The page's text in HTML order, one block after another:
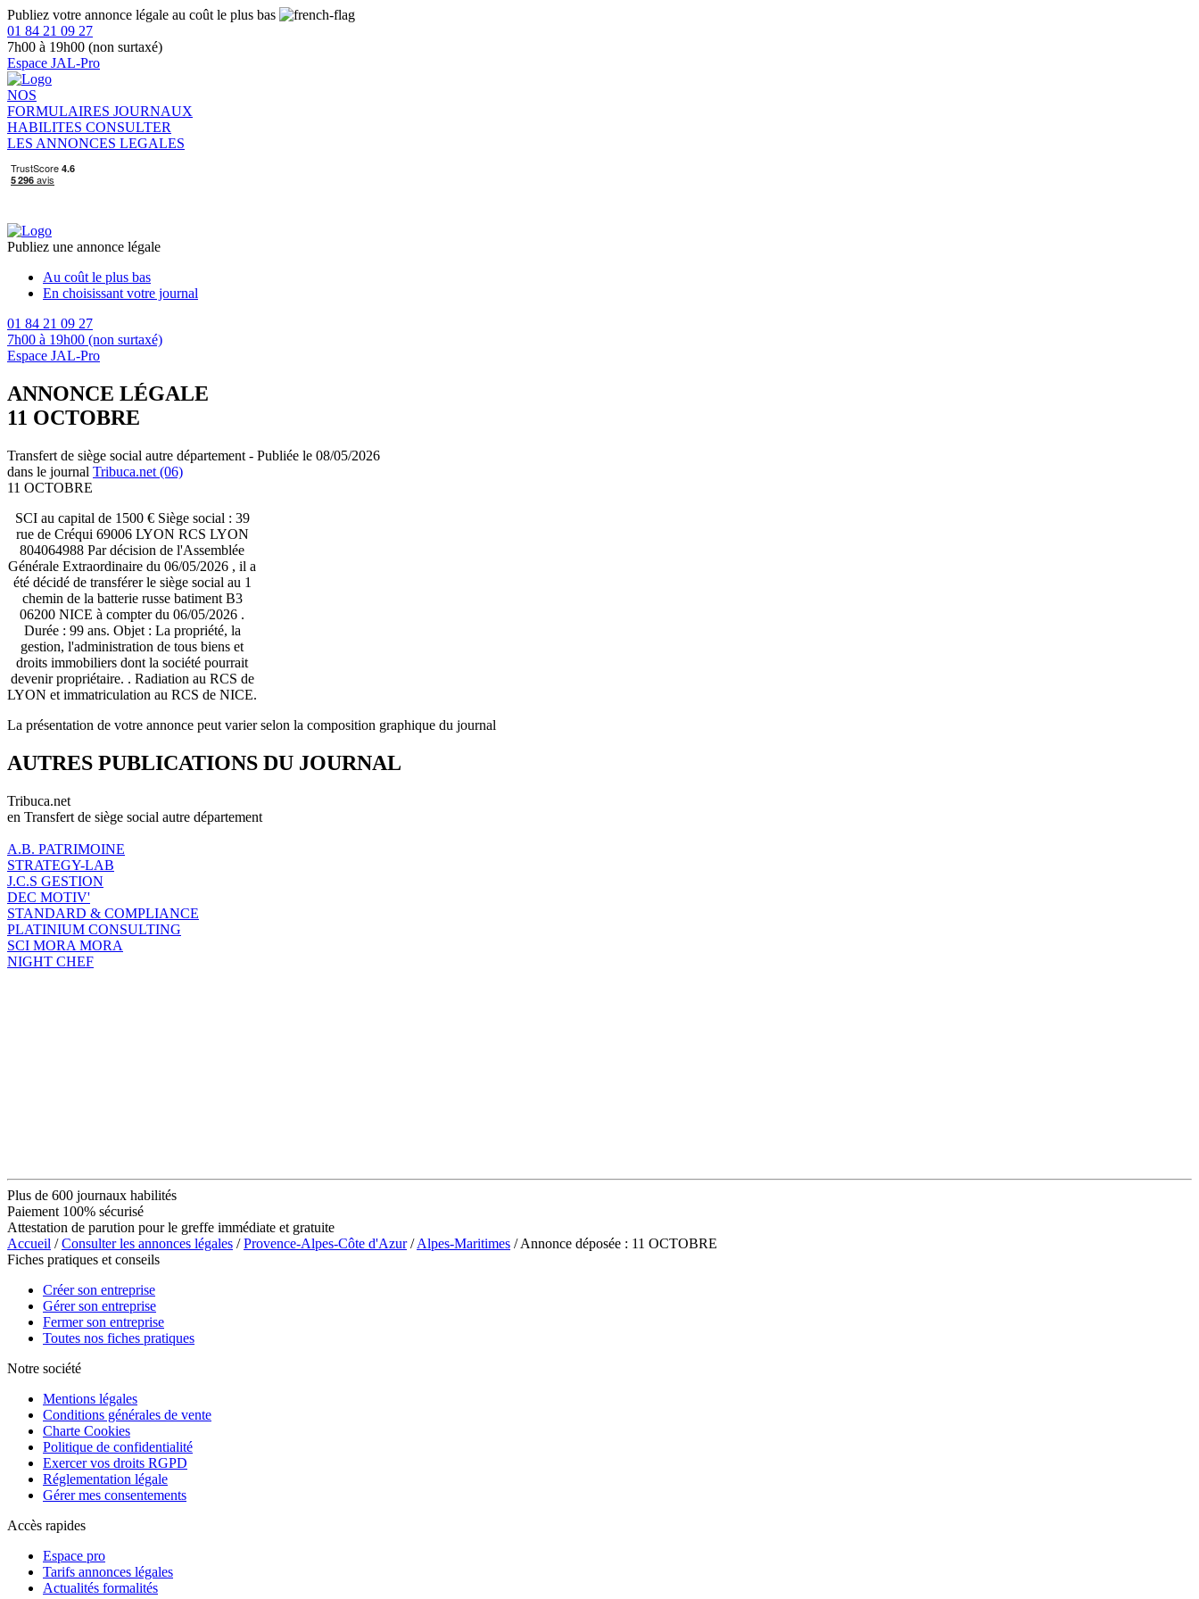
Publiez votre annonce légale au coût le plus bas
01 84 21 09 27
7h00 à 19h00 (non surtaxé)
Espace JAL-Pro
NOS
FORMULAIRES JOURNAUX
HABILITES CONSULTER
LES ANNONCES LEGALES
Publiez une annonce légale
Au coût le plus bas
En choisissant votre journal
01 84 21 09 27
7h00 à 19h00 (non surtaxé)
Espace JAL-Pro
ANNONCE LÉGALE
11 OCTOBRE
Transfert de siège social autre département - Publiée le 08/05/2026
dans le journal Tribuca.net (06)
11 OCTOBRE
SCI au capital de 1500 € Siège social : 39
rue de Créqui 69006 LYON RCS LYON
804064988 Par décision de l'Assemblée
Générale Extraordinaire du 06/05/2026 , il a
été décidé de transférer le siège social au 1
chemin de la batterie russe batiment B3
06200 NICE à compter du 06/05/2026 .
Durée : 99 ans. Objet : La propriété, la
gestion, l'administration de tous biens et
droits immobiliers dont la société pourrait
devenir propriétaire. . Radiation au RCS de
LYON et immatriculation au RCS de NICE.
La présentation de votre annonce peut varier selon la composition graphique du journal
AUTRES PUBLICATIONS DU JOURNAL
Tribuca.net
en Transfert de siège social autre département
A.B. PATRIMOINE
STRATEGY-LAB
J.C.S GESTION
DEC MOTIV'
STANDARD & COMPLIANCE
PLATINIUM CONSULTING
SCI MORA MORA
NIGHT CHEF
Plus de 600 journaux habilités
Paiement 100% sécurisé
Attestation de parution pour le greffe immédiate et gratuite
Accueil /Consulter les annonces légales /Provence-Alpes-Côte d'Azur/Alpes-Maritimes / Annonce déposée : 11 OCTOBRE
Fiches pratiques et conseils
Créer son entreprise
Gérer son entreprise
Fermer son entreprise
Toutes nos fiches pratiques
Notre société
Mentions légales
Conditions générales de vente
Charte Cookies
Politique de confidentialité
Exercer vos droits RGPD
Réglementation légale
Gérer mes consentements
Accès rapides
Espace pro
Tarifs annonces légales
Actualités formalités